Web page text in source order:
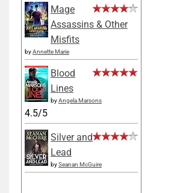
Mage
Assassins & Other
Misfits
byAnnette Marie
Blood
Lines
byAngela Marsons
4.5/5
Silver and
Lead
bySeanan McGuire